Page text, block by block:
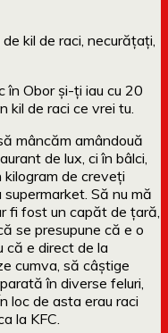
kil de raci, necurățați,
în Obor și-ți iau cu 20
kil de raci ce vrei tu.
mâncăm amândouă
de lux, ci în bâlci,
kilogram de creveți
Să nu mă
fi fost un capăt de țară,
se presupune că e o
că e direct de la
cumva, să câștige
în diverse feluri,
loc de asta erau raci
la KFC.